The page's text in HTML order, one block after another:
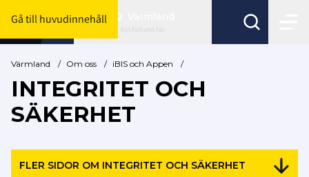
Gå till huvudinnehåll
Byt förbund här
Värmland / Om oss / iBIS och Appen /
INTEGRITET OCH
SÄKERHET
FLER SIDOR OM INTEGRITET OCH SÄKERHET